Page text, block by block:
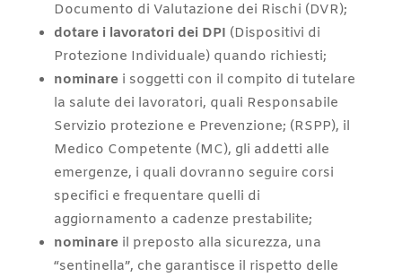
Documento di Valutazione dei Rischi (DVR);
dotare i lavoratori dei DPI (Dispositivi di
Protezione Individuale) quando richiesti;
nominarei soggetti con il compito di tutelare
la salute dei lavoratori, quali Responsabile
Servizio protezione e Prevenzione; (RSPP), il
Medico Competente (MC), gli addetti alle
emergenze, i quali dovranno seguire corsi
specifici e frequentare quelli di
aggiornamento a cadenze prestabilite;
nominareil preposto alla sicurezza, una
“sentinella”, che garantisce il rispetto delle